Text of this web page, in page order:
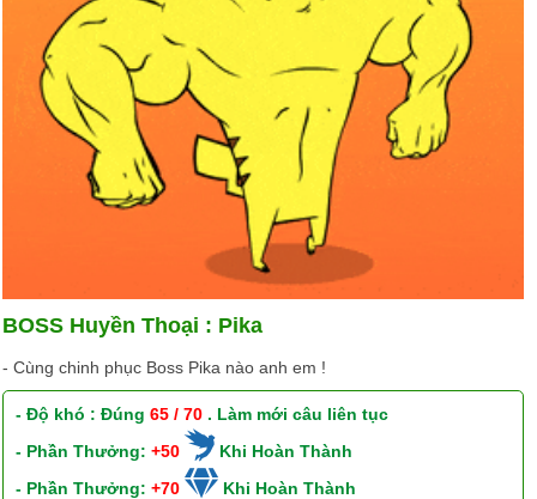
BOSS Huyền Thoại : Pika
- Cùng chinh phục Boss Pika nào anh em !
- Độ khó : Đúng65 / 70 . Làm mới câu liên tục
- Phần Thưởng:+50
Khi Hoàn Thành
- Phần Thưởng:+70
Khi Hoàn Thành